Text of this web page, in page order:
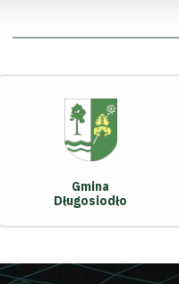
Gmina
Długosiodło